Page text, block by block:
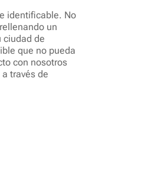
identificable. No
un
ciudad de
que no pueda
con nosotros
través de